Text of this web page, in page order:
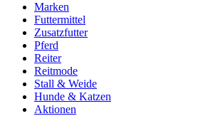
Marken
Futtermittel
Zusatzfutter
Pferd
Reiter
Reitmode
Stall & Weide
Hunde & Katzen
Aktionen